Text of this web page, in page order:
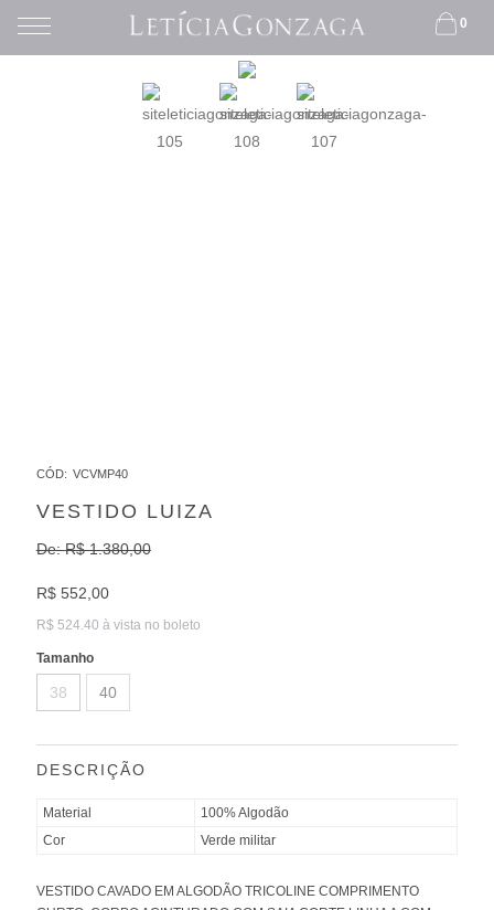
0
CÓD: VCVMP40
VESTIDO LUIZA
De:R$ 1.380,00
R$ 552,00
R$ 524.40 à vista no boleto
Tamanho
38 40
DESCRIÇÃO
Material
100% Algodão
Cor
Verde militar
VESTIDO CAVADO EM ALGODÃO TRICOLINE COMPRIMENTO